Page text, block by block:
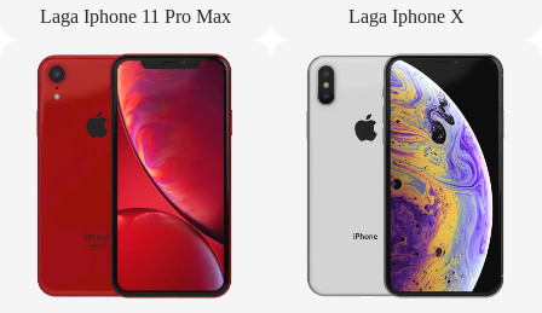
Laga Iphone 11 Pro Max Laga Iphone X